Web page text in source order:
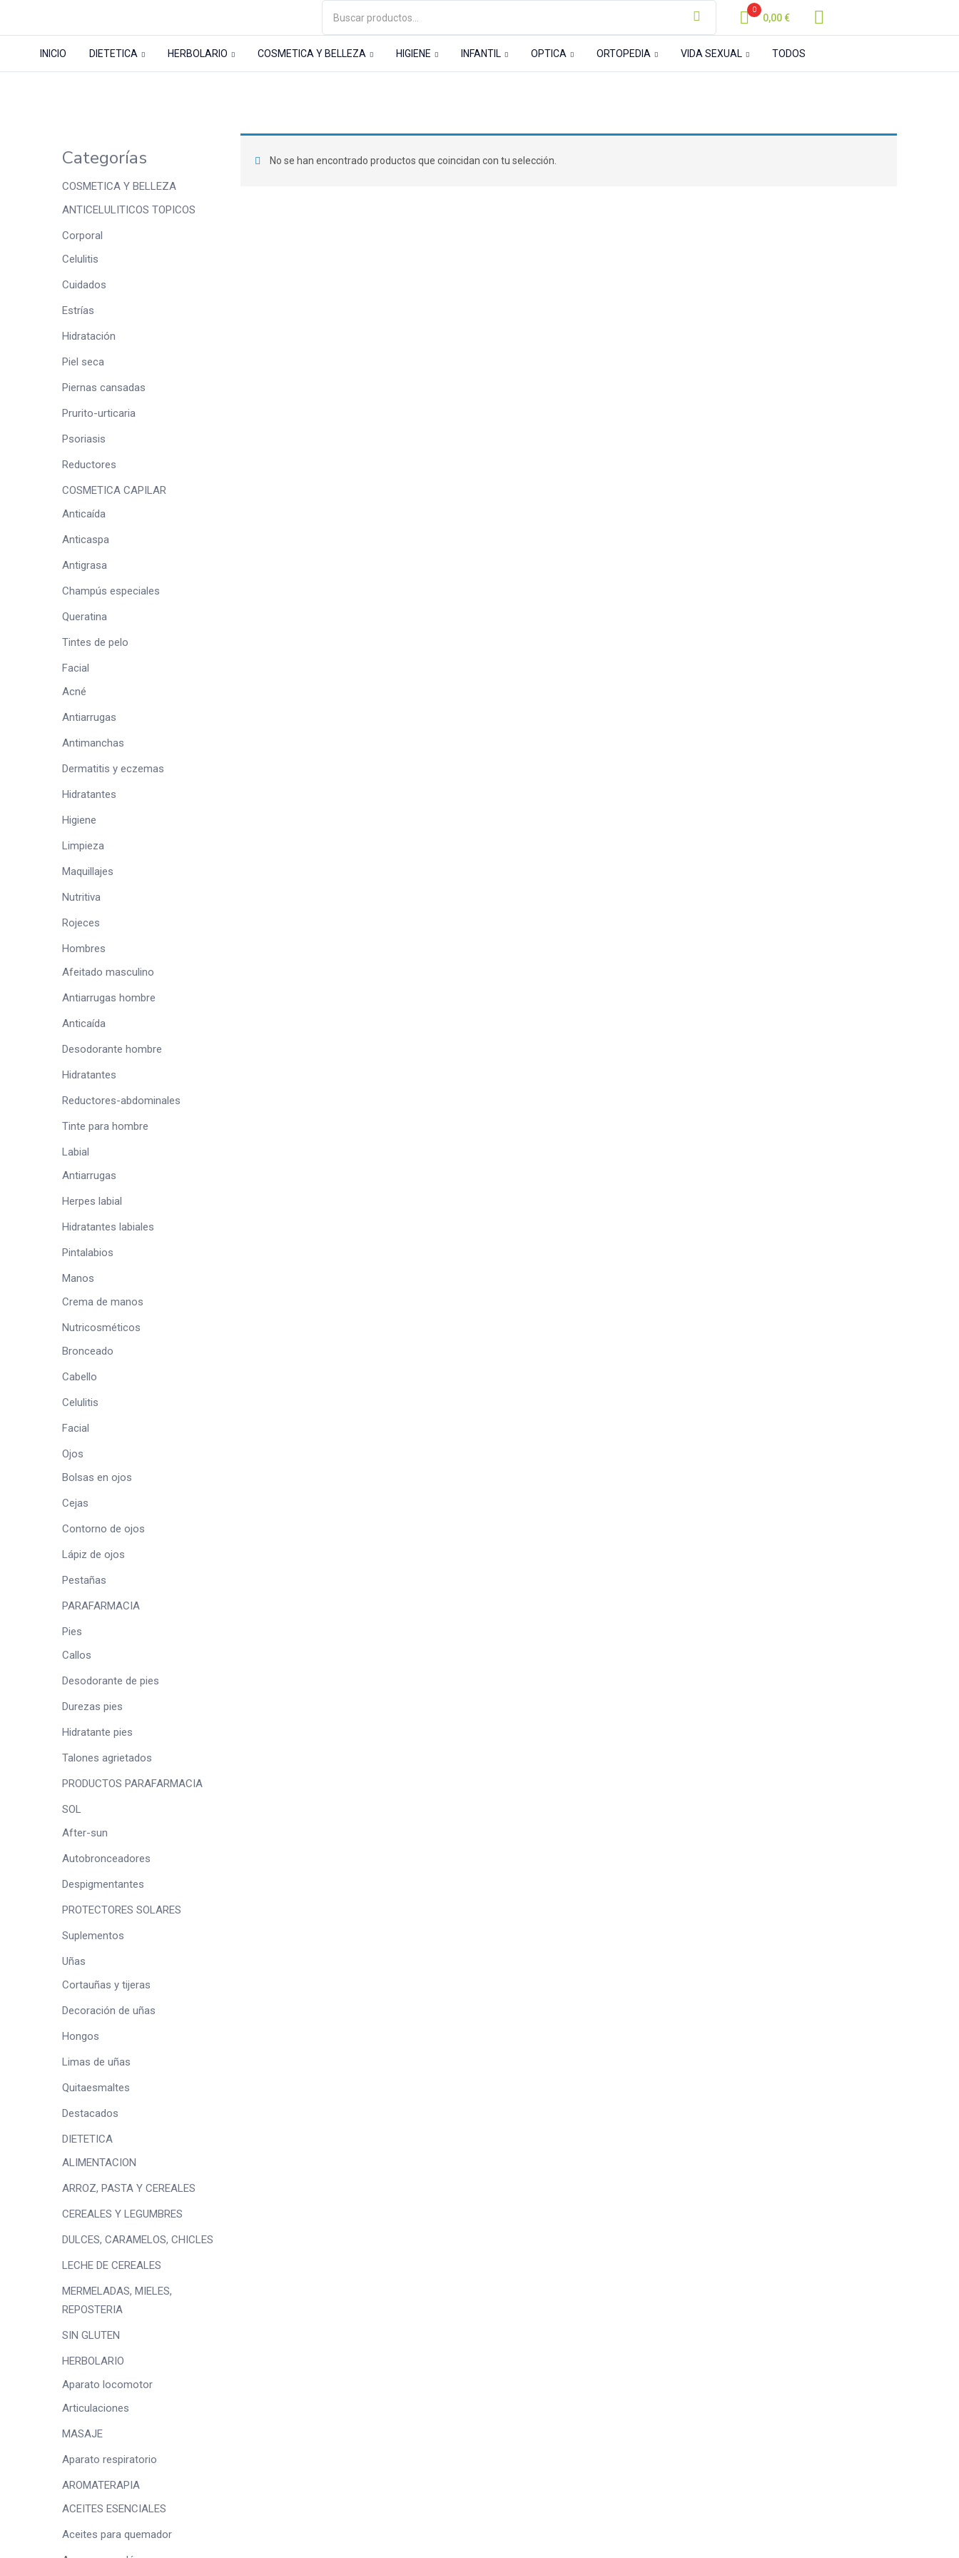
0
0,00€
INICIO DIETETICA HERBOLARIO COSMETICA Y BELLEZA HIGIENE INFANTIL OPTICA ORTOPEDIA VIDA SEXUAL TODOS
Tienda
Categorías
COSMETICA Y BELLEZA
ANTICELULITICOS TOPICOS
Corporal
Celulitis
Cuidados
Estrías
Hidratación
Piel seca
Piernas cansadas
Prurito-urticaria
Psoriasis
Reductores
COSMETICA CAPILAR
Anticaída
Anticaspa
Antigrasa
Champús especiales
Queratina
Tintes de pelo
Facial
Acné
Antiarrugas
Antimanchas
Dermatitis y eczemas
Hidratantes
Higiene
Limpieza
Maquillajes
Nutritiva
Rojeces
Hombres
Afeitado masculino
Antiarrugas hombre
Anticaída
Desodorante hombre
Hidratantes
Reductores-abdominales
Tinte para hombre
Labial
Antiarrugas
Herpes labial
Hidratantes labiales
Pintalabios
Manos
Crema de manos
Nutricosméticos
Bronceado
Cabello
Celulitis
Facial
Ojos
Bolsas en ojos
Cejas
Contorno de ojos
Lápiz de ojos
Pestañas
PARAFARMACIA
Pies
Callos
Desodorante de pies
Durezas pies
Hidratante pies
Talones agrietados
PRODUCTOS PARAFARMACIA
SOL
After-sun
Autobronceadores
Despigmentantes
PROTECTORES SOLARES
Suplementos
Uñas
Cortauñas y tijeras
Decoración de uñas
Hongos
Limas de uñas
Quitaesmaltes
Destacados
DIETETICA
ALIMENTACION
ARROZ, PASTA Y CEREALES
CEREALES Y LEGUMBRES
DULCES, CARAMELOS, CHICLES
LECHE DE CEREALES
MERMELADAS, MIELES,
REPOSTERIA
SIN GLUTEN
HERBOLARIO
Aparato locomotor
Articulaciones
MASAJE
Aparato respiratorio
AROMATERAPIA
ACEITES ESENCIALES
Aceites para quemador
No se han encontrado productos que coincidan con tu selección.